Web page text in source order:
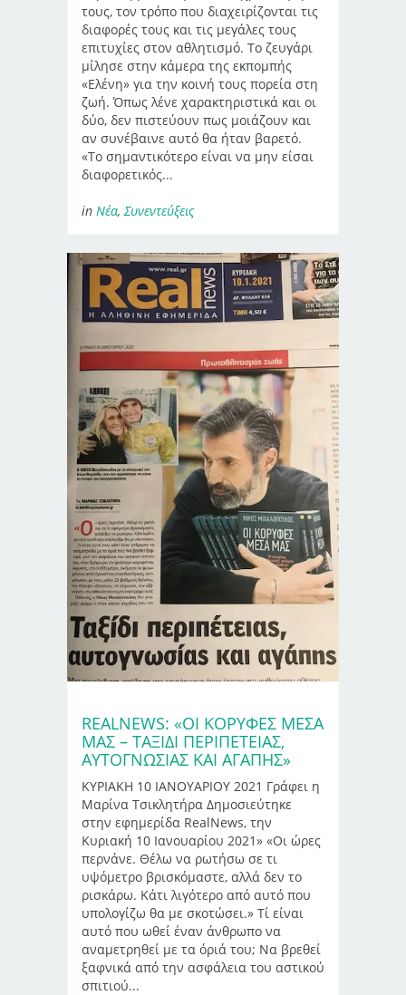
τους, τον τρόπο που διαχειρίζονται τις
διαφορές τους και τις μεγάλες τους
επιτυχίες στον αθλητισμό. Το ζευγάρι
μίλησε στην κάμερα της εκπομπής
«Ελένη» για την κοινή τους πορεία στη
ζωή. Όπως λένε χαρακτηριστικά και οι
δύο, δεν πιστεύουν πως μοιάζουν και
αν συνέβαινε αυτό θα ήταν βαρετό.
«Το σημαντικότερο είναι να μην είσαι
διαφορετικός...
in Νέα, Συνεντεύξεις
REALNEWS: «ΟΙ ΚΟΡΥΦΕΣ ΜΕΣΑ
ΜΑΣ – ΤΑΞΊΔΙ ΠΕΡΙΠΈΤΕΙΑΣ,
ΑΥΤΟΓΝΩΣΊΑΣ ΚΑΙ ΑΓΆΠΗΣ»
ΚΥΡΙΑΚΗ 10 ΙΑΝΟΥΑΡΙΟΥ 2021 Γράφει η
Μαρίνα Τσικλητήρα Δημοσιεύτηκε
στην εφημερίδα RealNews, την
Κυριακή 10 Ιανουαρίου 2021» «Οι ώρες
περνάνε. Θέλω να ρωτήσω σε τι
υψόμετρο βρισκόμαστε, αλλά δεν το
ρισκάρω. Κάτι λιγότερο από αυτό που
υπολογίζω θα με σκοτώσει.» Τί είναι
αυτό που ωθεί έναν άνθρωπο να
αναμετρηθεί με τα όριά του; Να βρεθεί
ξαφνικά από την ασφάλεια του αστικού
σπιτιού...